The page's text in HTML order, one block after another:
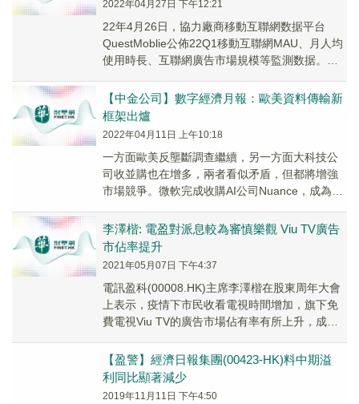
2022年04月27日 下午12:21
22年4月26日，協力廠商移動互聯網数据平台
QuestMoblie公佈22Q1移動互聯網MAU、月人均
使用時長、互聯網廣告市場規模等監測数据。
【中金公司】數字經濟月報：歐美資料傳輸新
框架出爐
2022年04月11日 上午10:18
一方面歐美反壟斷調查繼續，另一方面大科技公
司收並購也在增多，兩者看似矛盾，但都將增強
市場競爭。微軟完成收購AI公司Nuance，成為該
李澤楷: 電盈對派息較為審慎樂觀 Viu TV廣告
市佔率提升
2021年05月07日 下午4:37
電訊盈科(00008.HK)主席李澤楷在股東周年大會
上表示，疫情下市民收看電視時間增加，旗下免
費電視Viu TV的廣告市場佔有率有所上升，成立5
【盈警】經濟日報集團(00423-HK)料中期溢
利同比顯著減少
2019年11月11日 下午4:50